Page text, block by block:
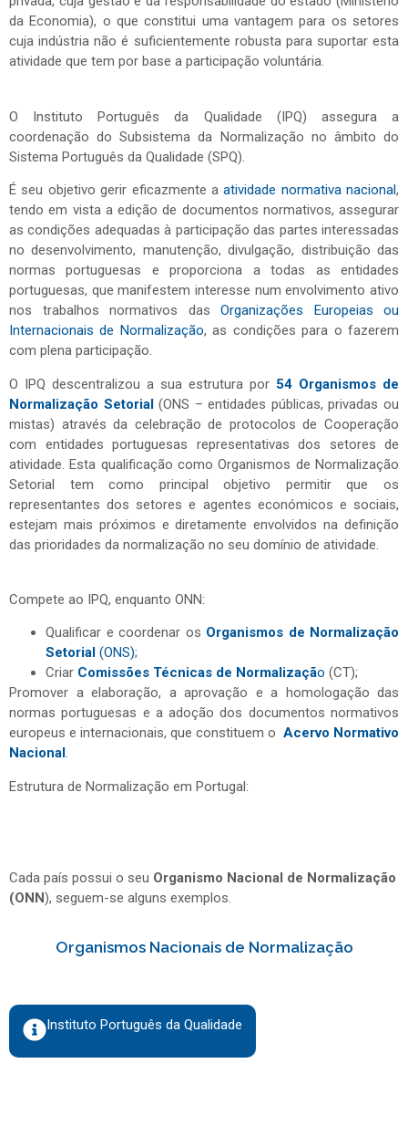
da Economia), o que constitui uma vantagem para os setores
cuja indústria não é suficientemente robusta para suportar esta
atividade que tem por base a participação voluntária.
O Instituto Português da Qualidade (IPQ) assegura a
coordenação do Subsistema da Normalização no âmbito do
Sistema Português da Qualidade (SPQ).
É seu objetivo gerir eficazmente aatividade normativa nacional,
tendo em vista a edição de documentos normativos, assegurar
as condições adequadas à participação das partes interessadas
no desenvolvimento, manutenção, divulgação, distribuição das
normas portuguesas e proporciona a todas as entidades
portuguesas, que manifestem interesse num envolvimento ativo
nos trabalhos normativos das Organizações Europeias ou
Internacionais de Normalização, as condições para o fazerem
com plena participação.
O IPQ descentralizou a sua estrutura por 54 Organismos de
Normalização Setorial(ONS – entidades públicas, privadas ou
mistas) através da celebração de protocolos de Cooperação
com entidades portuguesas representativas dos setores de
atividade. Esta qualificação como Organismos de Normalização
Setorial tem como principal objetivo permitir que os
representantes dos setores e agentes económicos e sociais,
estejam mais próximos e diretamente envolvidos na definição
das prioridades da normalização no seu domínio de atividade.
Compete ao IPQ, enquanto ONN:
Qualificar e coordenar os Organismos de Normalização
Setorial (ONS);
Criar Comissões Técnicas de Normalização (CT);
Promover a elaboração, a aprovação e a homologação das
normas portuguesas e a adoção dos documentos normativos
europeus e internacionais, que constituem o Acervo Normativo
Nacional .
Estrutura de Normalização em Portugal:
Cada país possui o seu Organismo Nacional de Normalização
(ONN), seguem-se alguns exemplos.
Organismos Nacionais de Normalização
Instituto Português da Qualidade